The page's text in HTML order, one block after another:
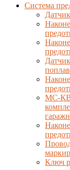
Система
МС-
Ключ